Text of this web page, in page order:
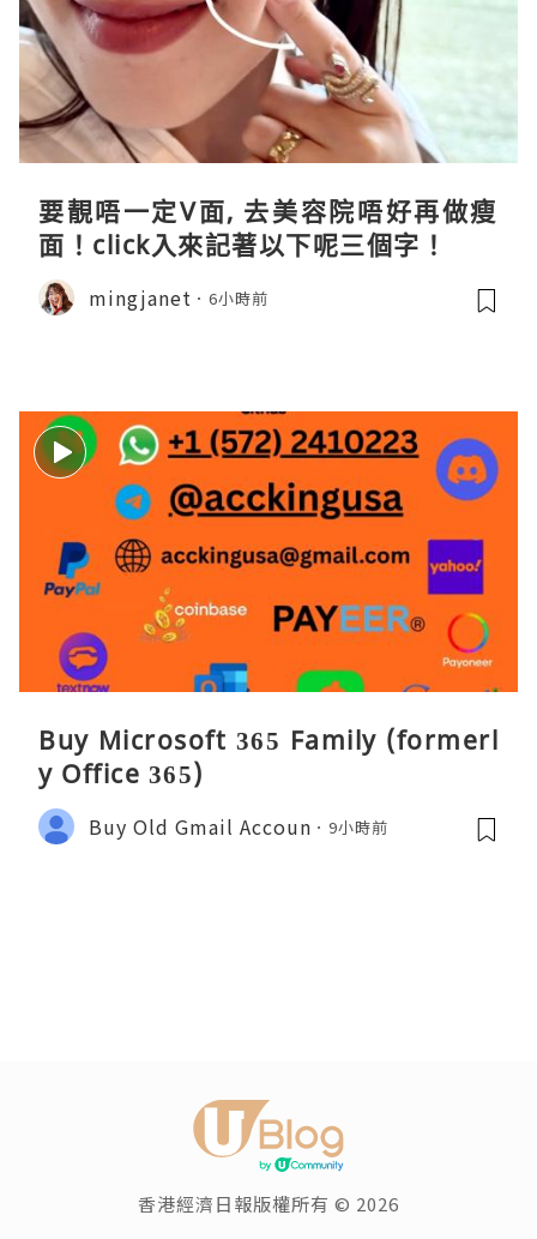
要靚唔一定V面, 去美容院唔好再做瘦
面！click入來記著以下呢三個字！
mingjanet 6小時前
Buy Microsoft 365 Family (formerl
y Office 365)
Buy Old Gmail Accoun 9小時前
香港經濟日報版權所有 © 2026